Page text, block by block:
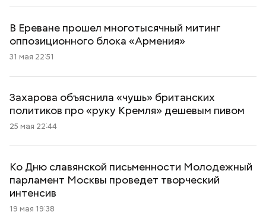
В Ереване прошел многотысячный митинг
оппозиционного блока «Армения»
31 мая 22:51
Захарова объяснила «чушь» британских
политиков про «руку Кремля» дешевым пивом
25 мая 22:44
Ко Дню славянской письменности Молодежный
парламент Москвы проведет творческий
интенсив
19 мая 19:38